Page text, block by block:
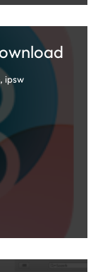
, ipsw